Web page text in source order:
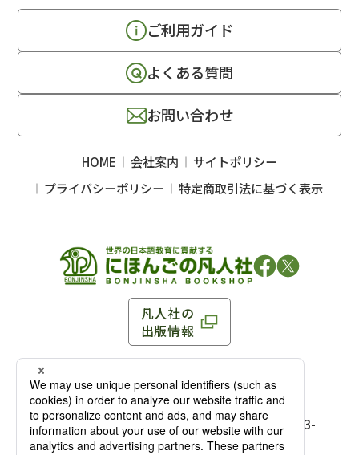
凡人社の
出版情報
〒102-0093 東京都千代田区平河町 1-3-13 8F
TEL：03-3263-3959／FAX：03-3263-3116
〒102-0093 東京都千代田区平河町1-3-
13 8F［アクセス］
ご利用ガイド
よくある質問
お問い合わせ
HOME 会社案内
サイトポリシー
プライバシーポリシー
特定商取引法に基づく表示